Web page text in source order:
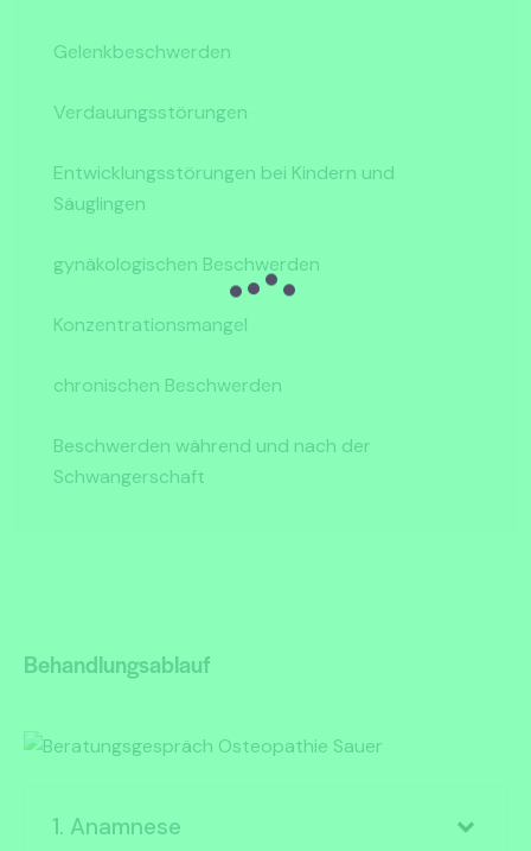
Gelenkbeschwerden
Verdauungsstörungen
Entwicklungsstörungen bei Kindern und
Säuglingen
gynäkologischen Beschwerden
Konzentrationsmangel
chronischen Beschwerden
Beschwerden während und nach der
Schwangerschaft
Behandlungsablauf
1. Anamnese